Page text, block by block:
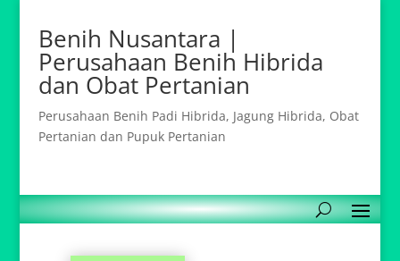
Benih Nusantara |
Perusahaan Benih Hibrida
dan Obat Pertanian
Perusahaan Benih Padi Hibrida, Jagung Hibrida, Obat
Pertanian dan Pupuk Pertanian